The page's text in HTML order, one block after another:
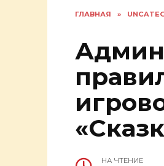
ГЛАВНАЯ »
НА ЧТЕНИЕ